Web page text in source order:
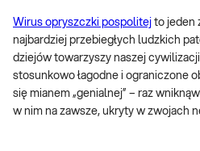
Wirus opryszczki pospolitej to jeden
najbardziej przebiegłych ludzkich
dziejów towarzyszy naszej
stosunkowo łagodne i ograniczone
się mianem „genialnej” – raz
w nim na zawsze, ukryty w zwojach